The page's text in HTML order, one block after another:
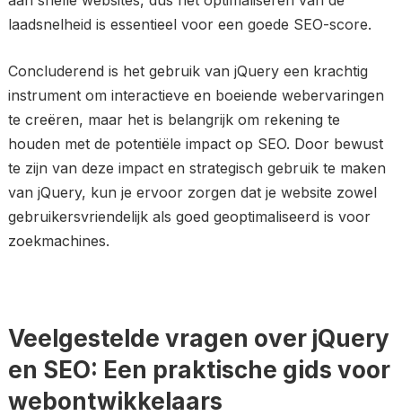
laadsnelheid is essentieel voor een goede SEO-score.
Concluderend is het gebruik van jQuery een krachtig
instrument om interactieve en boeiende webervaringen
te creëren, maar het is belangrijk om rekening te
houden met de potentiële impact op SEO. Door bewust
te zijn van deze impact en strategisch gebruik te maken
van jQuery, kun je ervoor zorgen dat je website zowel
gebruikersvriendelijk als goed geoptimaliseerd is voor
zoekmachines.
Veelgestelde vragen over jQuery
en SEO: Een praktische gids voor
webontwikkelaars